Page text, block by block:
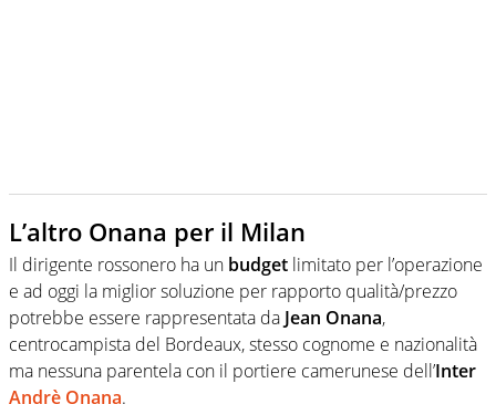
L’altro Onana per il Milan
Il dirigente rossonero ha un budget limitato per l’operazione
e ad oggi la miglior soluzione per rapporto qualità/prezzo
potrebbe essere rappresentata da Jean Onana,
centrocampista del Bordeaux, stesso cognome e nazionalità
ma nessuna parentela con il portiere camerunese dell’Inter
Andrè Onana.